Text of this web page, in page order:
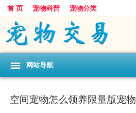
首 页 宠物科普 宠物分类
网站导航
空间宠物怎么领养限量版宠物